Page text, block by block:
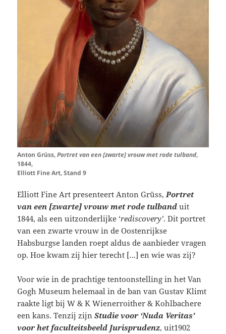
Anton Grüss,Portret van een [zwarte] vrouw met rode tulband,
1844,
Elliott Fine Art, Stand 9
Elliott Fine Art presenteert Anton Grüss, Portret
van een [zwarte] vrouw met rode tulband uit
1844, als een uitzonderlijke ‘rediscovery’. Dit portret
van een zwarte vrouw in de Oostenrijkse
Habsburgse landen roept aldus de aanbieder vragen
op. Hoe kwam zij hier terecht […] en wie was zij?
Voor wie in de prachtige tentoonstelling in het Van
Gogh Museum helemaal in de ban van Gustav Klimt
raakte ligt bij W & K Wienerroither & Kohlbachere
een kans. Tenzij zijnStudie voor ‘Nuda Veritas’
voor het faculteitsbeeld Jurisprudenz, uit1902